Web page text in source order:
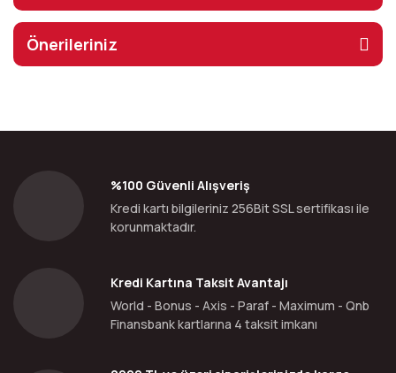
Önerileriniz
%100 Güvenli Alışveriş
Kredi kartı bilgileriniz 256Bit SSL sertifikası ile
korunmaktadır.
Kredi Kartına Taksit Avantajı
World - Bonus - Axis - Paraf - Maximum - Qnb
Finansbank kartlarına 4 taksit imkanı